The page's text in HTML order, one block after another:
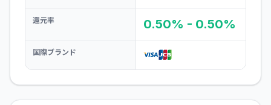
還元率 0.50% - 0.50%
国際ブランド